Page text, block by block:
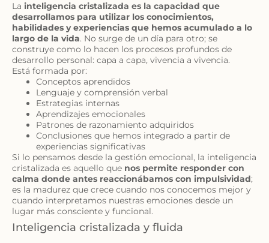
La inteligencia cristalizada es la capacidad que
desarrollamos para utilizar los conocimientos,
habilidades y experiencias que hemos acumulado a lo
largo de la vida. No surge de un día para otro; se
construye como lo hacen los procesos profundos de
desarrollo personal: capa a capa, vivencia a vivencia.
Está formada por:
Conceptos aprendidos
Lenguaje y comprensión verbal
Estrategias internas
Aprendizajes emocionales
Patrones de razonamiento adquiridos
Conclusiones que hemos integrado a partir de
experiencias significativas
Si lo pensamos desde la gestión emocional, la inteligencia
cristalizada es aquello que nos permite responder con
calma donde antes reaccionábamos con impulsividad;
es la madurez que crece cuando nos conocemos mejor y
cuando interpretamos nuestras emociones desde un
lugar más consciente y funcional.
Inteligencia cristalizada y fluida